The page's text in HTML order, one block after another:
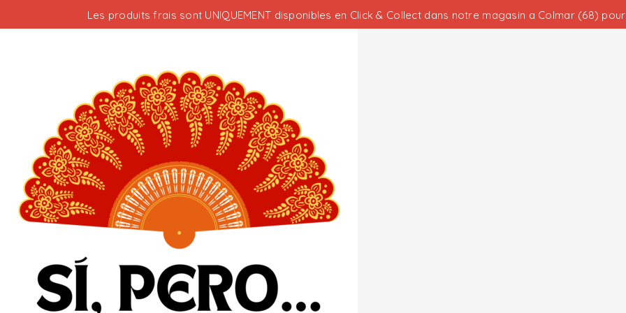
Les produits frais sont UNIQUEMENT disponibles en Click & Collect dans notre magasin a Colmar (68)